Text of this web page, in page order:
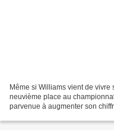
Même si Williams vient de
neuvième place au
parvenue à augmenter son